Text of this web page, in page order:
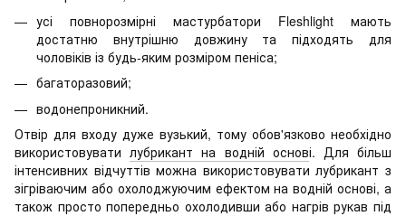
усі повнорозмірні мастурбатори Fleshlight мають
достатню внутрішню довжину та підходять для
чоловіків із будь-яким розміром пеніса;
багаторазовий;
водонепроникний.
Отвір для входу дуже вузький, тому обов'язково необхідно
використовуватилубрикант на водній основі. Для більш
інтенсивних відчуттів можна використовувати лубрикант з
зігріваючим або охолоджуючим ефектом на водній основі, а
також просто попередньо охолодивши або нагрів рукав під